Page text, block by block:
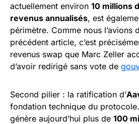
actuellement environ 10 millions
revenus annualisés, est
périmètre. Comme nous l’avions
précédent article, c’est
revenus swap que Marc Zeller
d’avoir redirigé sans vote de
Second pilier : la ratification d’
fondation technique du
génère aujourd’hui plus de 100